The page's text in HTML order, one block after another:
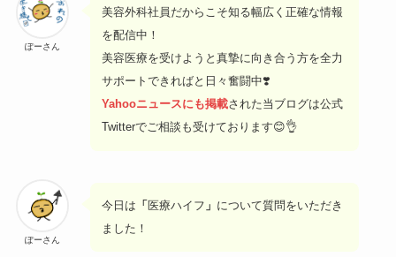
ぽーさん
美容外科社員だからこそ知る幅広く正確な情報
を配信中！
美容医療を受けようと真摯に向き合う方を全力
サポートできればと日々奮闘中❣️
Yahooニュースにも掲載された当ブログは公式
Twitterでご相談も受けております😊👌
ぽーさん
今日は 「 医療ハイフ 」 について質問をいただき
ました！